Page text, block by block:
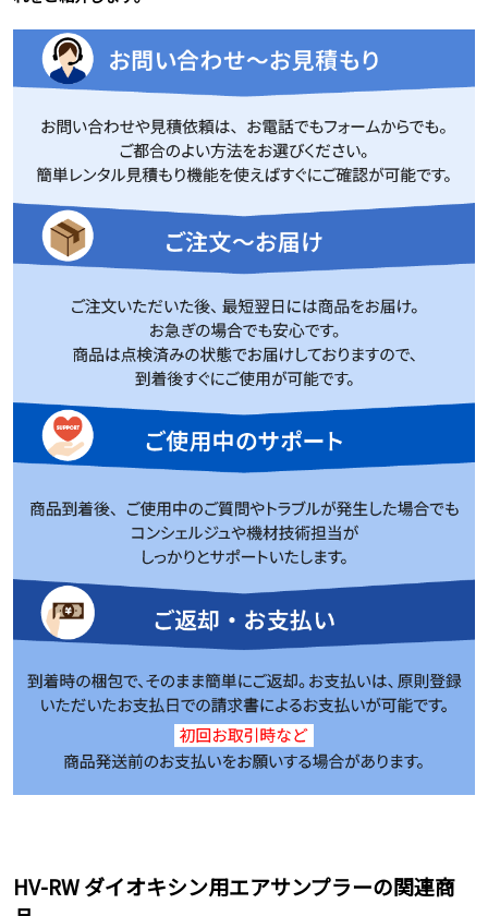
HV-RW ダイオキシン用エアサンプラーの関連商